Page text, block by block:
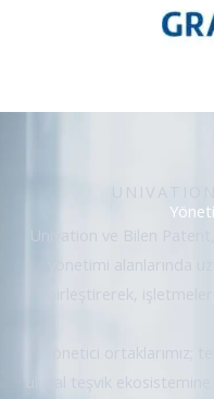
Univation ve Bilen
yönetimi alanlarında
birleştirerek,
Yönetici ortaklarımız;
ulusal teşvik